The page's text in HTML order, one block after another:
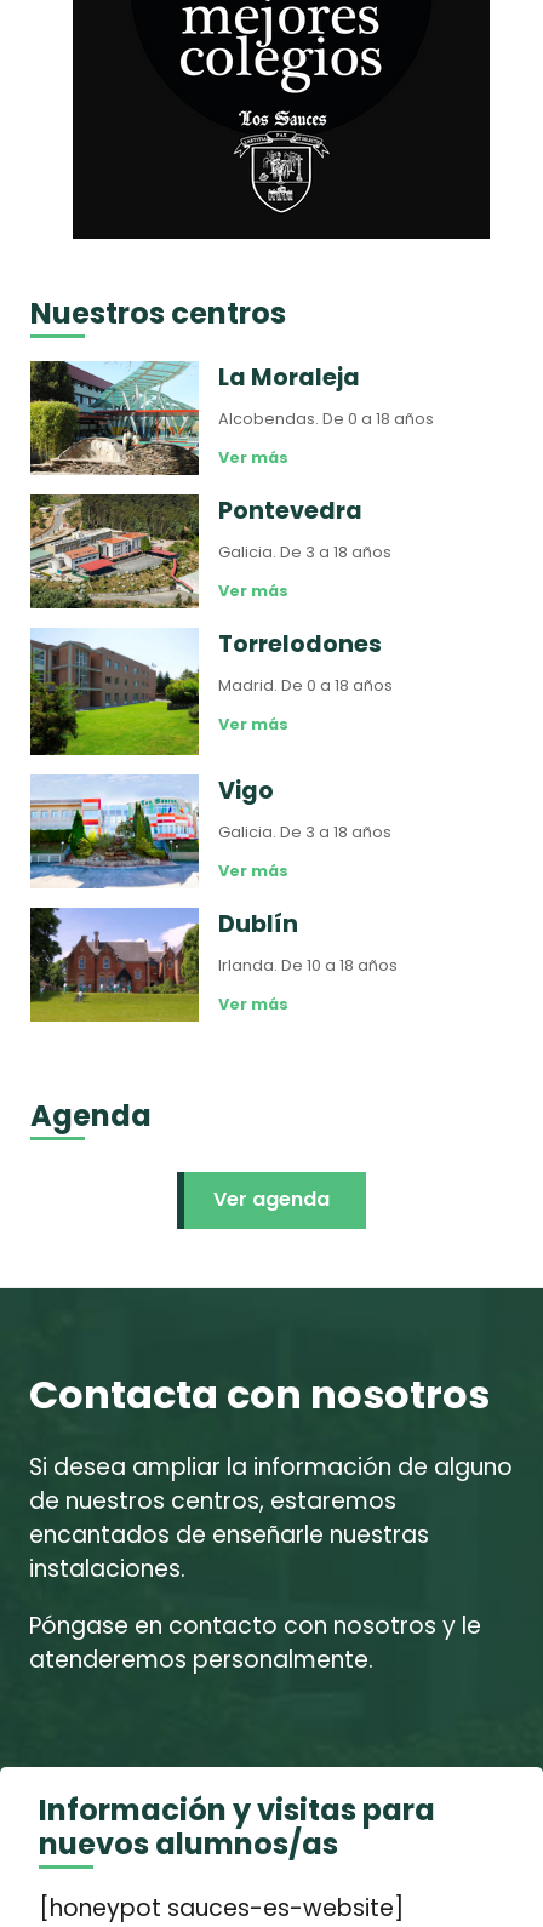
Nuestros centros
La Moraleja
Alcobendas.De 0 a 18 años
Ver más
Pontevedra
Galicia.De 3 a 18 años
Ver más
Torrelodones
Madrid.De 0 a 18 años
Ver más
Vigo
Galicia.De 3 a 18 años
Ver más
Dublín
Irlanda.De 10 a 18 años
Ver más
Agenda
Ver agenda
Contacta con nosotros
Si desea ampliar la información de alguno
de nuestros centros, estaremos
encantados de enseñarle nuestras
instalaciones.
Póngase en contacto con nosotros y le
atenderemos personalmente.
Información y visitas para
nuevos alumnos/as
[honeypot sauces-es-website]